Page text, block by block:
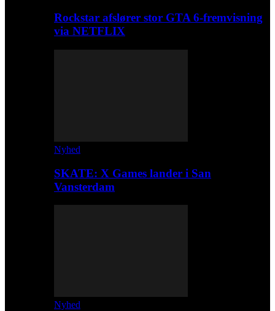
Rockstar afslører stor GTA 6-fremvisning
via NETFLIX
Nyhed
SKATE: X Games lander i San
Vansterdam
Nyhed